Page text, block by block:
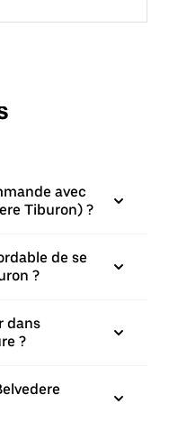
avec
Tiburon) ?
de se
?
dans
?